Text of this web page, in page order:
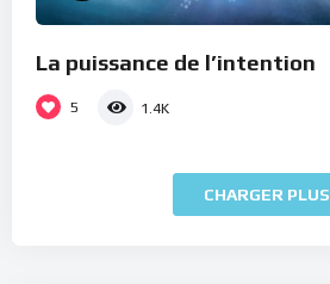
La puissance de l’intention
5 1.4K
CHARGER PLUS